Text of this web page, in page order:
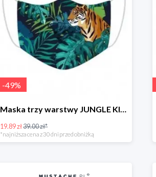
-49%
Maska trzy warstwy JUNGLE KIDS -49%
19.89 zł39.00 zł*
*najniższa cena z 30 dni przed obniżką